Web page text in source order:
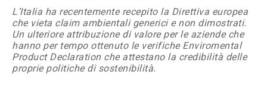
L’Italia ha recentemente recepito la Direttiva europea
che vieta claim ambientali generici e non dimostrati.
Un ulteriore attribuzione di valore per le aziende che
hanno per tempo ottenuto le verifiche Enviromental
Product Declaration che attestano la credibilità delle
proprie politiche di sostenibilità.